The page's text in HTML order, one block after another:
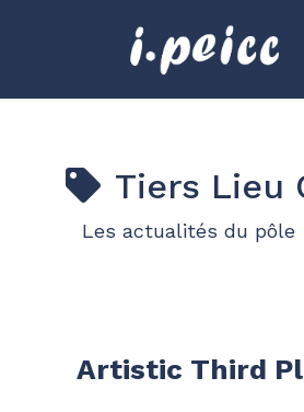
Tiers Lieu
Les actualités du pôle
Artistic Third